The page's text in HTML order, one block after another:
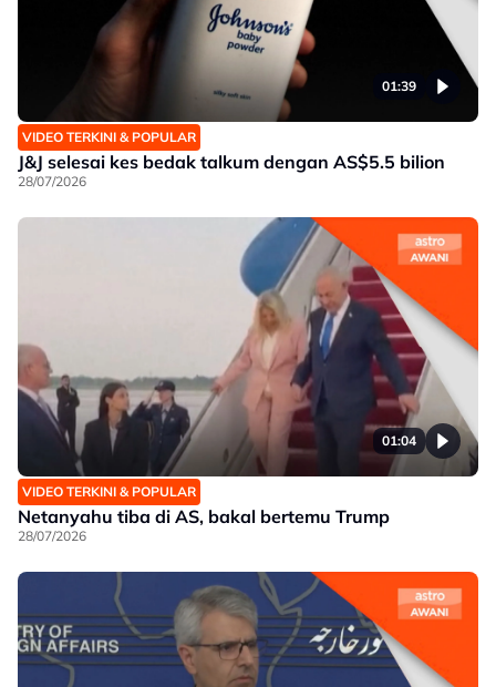
01:39
VIDEO TERKINI & POPULAR
J&J selesai kes bedak talkum dengan AS$5.5 bilion
28/07/2026
01:04
VIDEO TERKINI & POPULAR
Netanyahu tiba di AS, bakal bertemu Trump
28/07/2026